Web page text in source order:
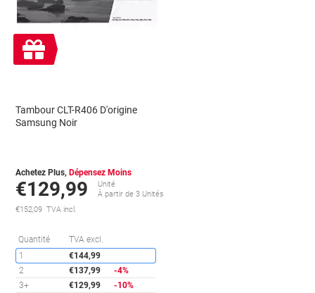
Économies
Cadeau
gratuit
Tambour CLT-R406 D'origine
Samsung Noir
Achetez Plus, Dépensez Moins
€129,99
Unité
À partir de 3 Unités
€152,09 TVA incl.
Quantité TVA excl.
1
€144,99
2
€137,99
-4%
3+
€129,99 -10%